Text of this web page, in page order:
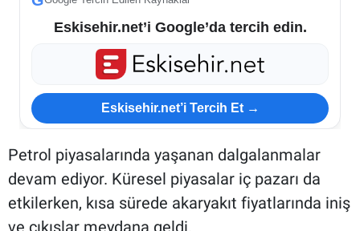
Eskisehir.net’i Google’da tercih edin.
Eskisehir.net’i Tercih Et →
Petrol piyasalarında yaşanan dalgalanmalar
devam ediyor. Küresel piyasalar iç pazarı da
etkilerken, kısa sürede akaryakıt fiyatlarında iniş
ve çıkışlar meydana geldi.